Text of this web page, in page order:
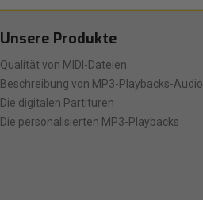
Unsere Produkte
Qualität von MIDI-Dateien
Beschreibung von MP3-Playbacks-Audio
Die digitalen Partituren
Die personalisierten MP3-Playbacks